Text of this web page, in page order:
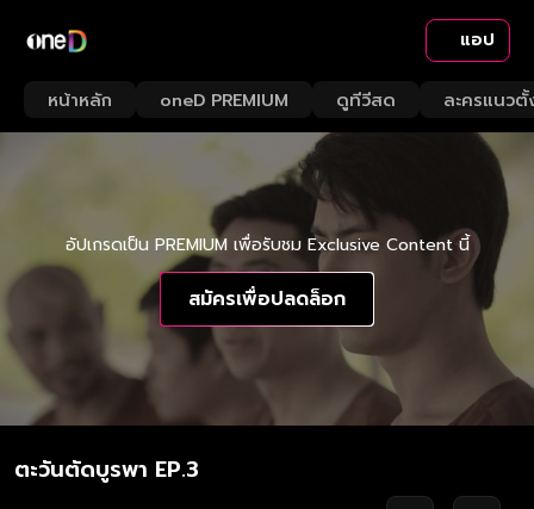
แอป
หน้าหลัก oneD PREMIUM ดูทีวีสด ละครแนวตั้
อัปเกรดเป็น PREMIUM เพื่อรับชม Exclusive Content นี้
สมัครเพื่อปลดล็อก
ตะวันตัดบูรพา EP.3